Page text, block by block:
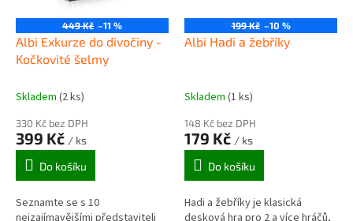
449 Kč –11 %
Albi Exkurze do divočiny -
Kočkovité šelmy
Skladem (2 ks)
330 Kč bez DPH
399 Kč / ks
Do košíku
Seznamte se s 10
nejzajímavějšími představiteli
199 Kč –10 %
Albi Hadi a žebříky
Skladem (1 ks)
148 Kč bez DPH
179 Kč / ks
Do košíku
Hadi a žebříky je klasická
desková hra pro 2 a více hráčů,